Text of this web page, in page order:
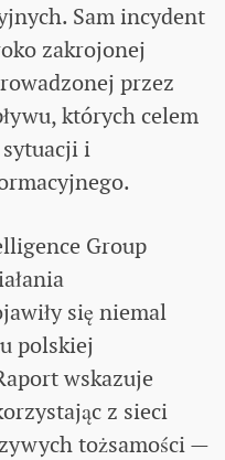
Sam incydent
zakrojonej
przez
których celem
sytuacji i
Group
się niemal
polskiej
wskazuje
z sieci
tożsamości —